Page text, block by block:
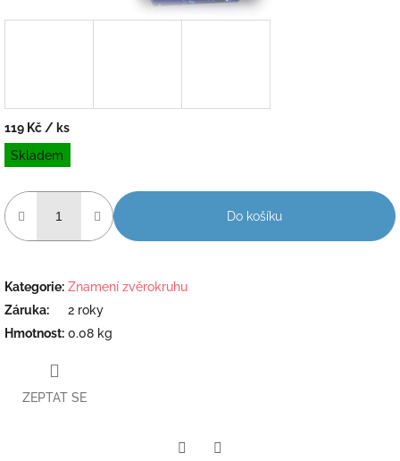
119 Kč / ks
Měrná
cena:
Skladem
Do košíku
Kategorie: Znamení zvěrokruhu
Záruka:
2 roky
Hmotnost: 0.08 kg
ZEPTAT SE